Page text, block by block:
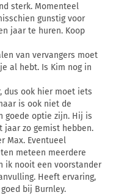
sterk. Momenteel
gunstig voor
jaar te huren. Koop
van vervangers moet
al hebt. Is Kim nog in
dus ook hier moet iets
is ook niet de
goede optie zijn. Hij is
zo gemist hebben.
Max. Eventueel
meteen meerdere
ik nooit een voorstander
Heeft ervaring,
bij Burnley.